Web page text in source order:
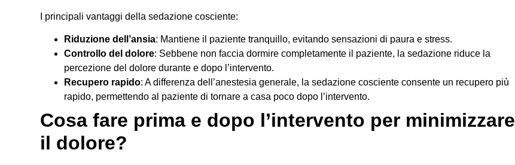
I principali vantaggi della sedazione cosciente:
Riduzione dell’ansia: Mantiene il paziente tranquillo, evitando sensazioni di paura e stress.
Controllo del dolore: Sebbene non faccia dormire completamente il paziente, la sedazione riduce la
percezione del dolore durante e dopo l’intervento.
Recupero rapido: A differenza dell’anestesia generale, la sedazione cosciente consente un recupero più
rapido, permettendo al paziente di tornare a casa poco dopo l’intervento.
Cosa fare prima e dopo l’intervento per minimizzare
il dolore?